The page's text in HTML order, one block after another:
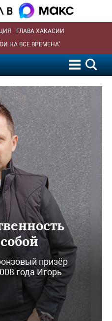
ГЛАВА ХАКАСИИ
НА ВСЕ ВРЕМЕНА"
призёр
года Игорь